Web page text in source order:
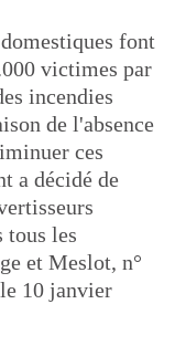
font
victimes par
incendies
de l'absence
ces
a décidé de
tous les
et Meslot, n°
10 janvier